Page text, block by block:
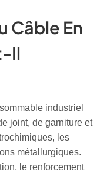
Câble En
Il
industriel
joint, de garniture et
les
métallurgiques.
le renforcement